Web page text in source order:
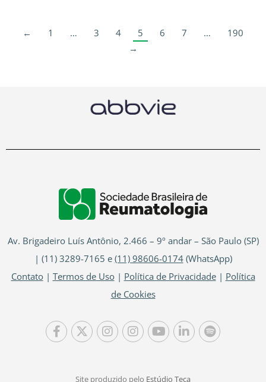
← 1 … 3 4 5 6 7 …
190
→
Av. Brigadeiro Luís Antônio, 2.466 – 9º andar – São Paulo (SP)
| (11) 3289-7165 e (11) 98606-0174(WhatsApp)
Contato| Termos de Uso| Política de Privacidade| Política
de Cookies
Site produzido pelo Estúdio Teca